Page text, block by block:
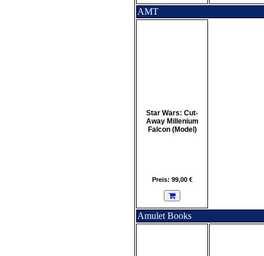
AMT
Star Wars: Cut-
Away Millenium
Falcon (Model)
Preis: 99,00 €
Amulet Books